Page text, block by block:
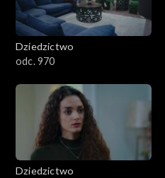
Dziedzictwo
odc. 970
Dziedzictwo